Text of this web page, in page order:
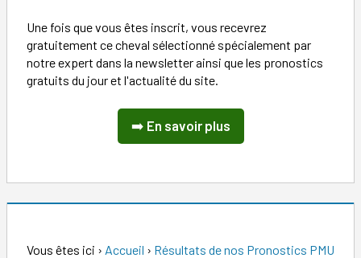
Une fois que vous êtes inscrit, vous recevrez
gratuitement ce cheval sélectionné spécialement par
notre expert dans la newsletter ainsi que les pronostics
gratuits du jour et l'actualité du site.
➡️ En savoir plus
Vous êtes ici › Accueil › Résultats de nos Pronostics PMU